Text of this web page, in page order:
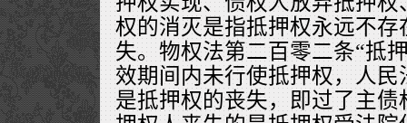
权的消灭是指抵押权永远不
失。物权法第二百零二条“抵
效期间内未行使抵押权，人民
是抵押权的丧失，即过了主